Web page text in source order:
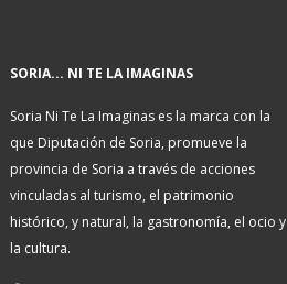
SORIA... NI TE LA IMAGINAS
Soria Ni Te La Imaginas es la marca con la
que Diputación de Soria, promueve la
provincia de Soria a través de acciones
vinculadas al turismo, el patrimonio
histórico, y natural, la gastronomía, el ocio y
la cultura.